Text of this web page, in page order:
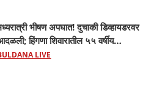
भीषण अपघात! दुचाकी डिव्हायडरवर
हिंगणा शिवारातील ५५ वर्षीय
जागीच मृत्यू! खांडवी–हिंगणा मार्गावर
LIVE